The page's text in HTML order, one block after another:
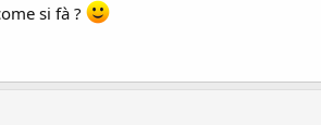
si fà ?